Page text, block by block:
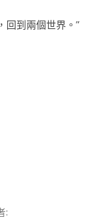
回到兩個世界。”
: